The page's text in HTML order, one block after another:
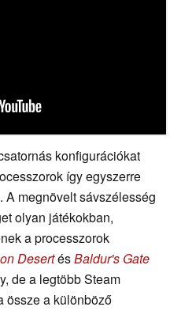
konfigurációkat
így egyszerre
A megnövelt sávszélesség
olyan játékokban,
a processzorok
DesertésBaldur's Gate
de a legtöbb Steam
össze a különböző